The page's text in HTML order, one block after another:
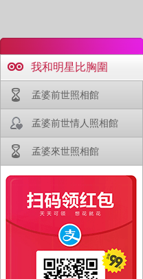
我和明星比胸圍
孟婆前世照相館
孟婆前世情人照相館
孟婆來世照相館